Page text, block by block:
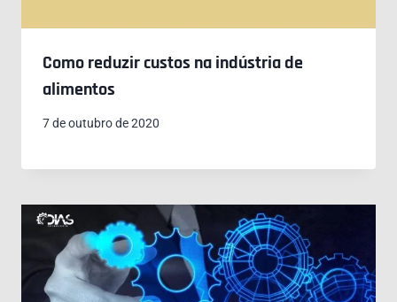
Como reduzir custos na indústria de
alimentos
7 de outubro de 2020